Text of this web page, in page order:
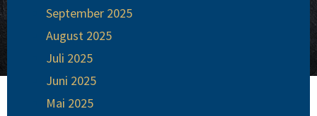
September 2025
August 2025
Juli 2025
Juni 2025
Mai 2025